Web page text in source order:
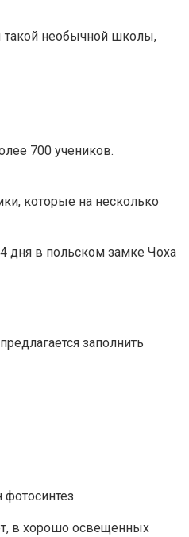
такой необычной школы,
700 учеников.
которые на несколько
дня в польском замке Чоха
заполнить
в хорошо освещенных